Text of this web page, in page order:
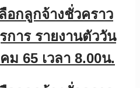
อกลูกจ้างชั่วคราว
การ รายงานตัววัน
65 เวลา 8.00น.